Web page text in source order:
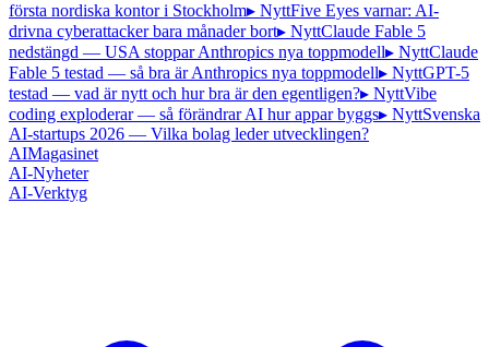
första nordiska kontor i Stockholm▸ NyttFive Eyes varnar: AI-
drivna cyberattacker bara månader bort▸ NyttClaude Fable 5
nedstängd — USA stoppar Anthropics nya toppmodell▸ NyttClaude
Fable 5 testad — så bra är Anthropics nya toppmodell▸ NyttGPT-5
testad — vad är nytt och hur bra är den egentligen?▸ NyttVibe
coding exploderar — så förändrar AI hur appar byggs▸ NyttSvenska
AI-startups 2026 — Vilka bolag leder utvecklingen?
AIMagasinet
AI-Nyheter
AI-Verktyg